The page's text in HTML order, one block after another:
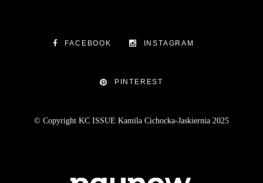
FACEBOOK INSTAGRAM
PINTEREST
© Copyright KC ISSUE Kamila Cichocka-Jaskiernia 2025